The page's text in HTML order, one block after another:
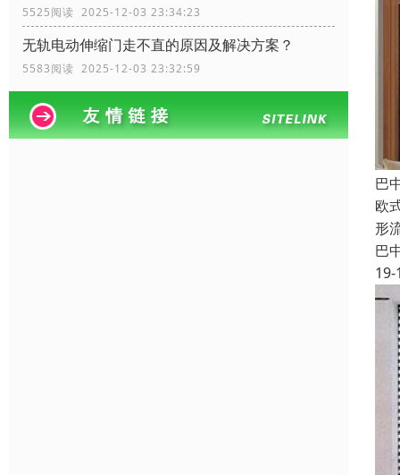
5525阅读 2025-12-03 23:34:23
无轨电动伸缩门走不直的原因及解决方案？
5583阅读 2025-12-03 23:32:59
巴
欧
形
巴
19-